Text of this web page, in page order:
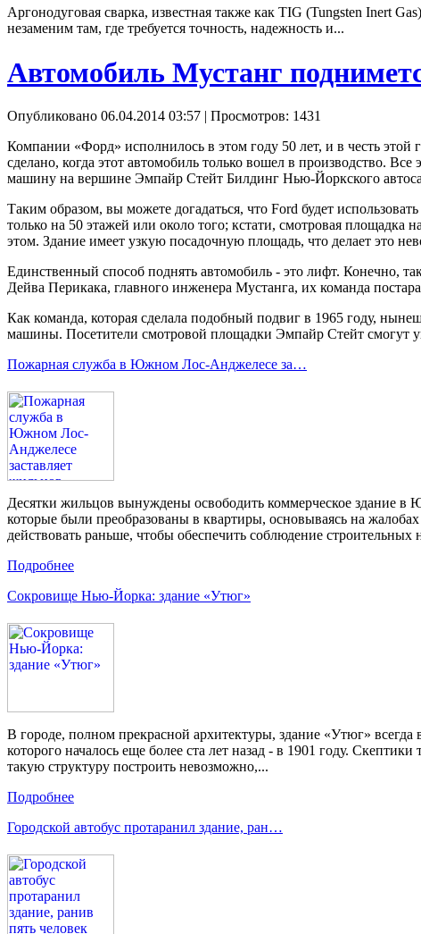
Аргонодуговая сварка, известная также как TIG (Tungsten Inert
незаменим там, где требуется точность, надежность и...
Автомобиль Мустанг
Опубликовано 06.04.2014 03:57 | Просмотров: 1431
Компании «Форд» исполнилось в этом году 50 лет, и в честь
сделано, когда этот автомобиль только вошел в производство.
машину на вершине Эмпайр Стейт Билдинг Нью-Йоркского
Таким образом, вы можете догадаться, что Ford будет
только на 50 этажей или около того; кстати, смотровая
этом. Здание имеет узкую посадочную площадь, что делает это
Единственный способ поднять автомобиль - это лифт. Конечно,
Дейва Перикака, главного инженера Мустанга, их команда
Как команда, которая сделала подобный подвиг в 1965 году,
машины. Посетители смотровой площадки Эмпайр Стейт смогут
Пожарная служба в Южном Лос-Анджелесе за…
Десятки жильцов вынуждены освободить коммерческое здание
которые были преобразованы в квартиры, основываясь на
действовать раньше, чтобы обеспечить соблюдение строительных
Подробнее
Сокровище Нью-Йорка: здание «Утюг»
В городе, полном прекрасной архитектуры, здание «Утюг» всегда
которого началось еще более ста лет назад - в 1901 году. Скептики
такую структуру построить невозможно,...
Подробнее
Городской автобус протаранил здание, ран…